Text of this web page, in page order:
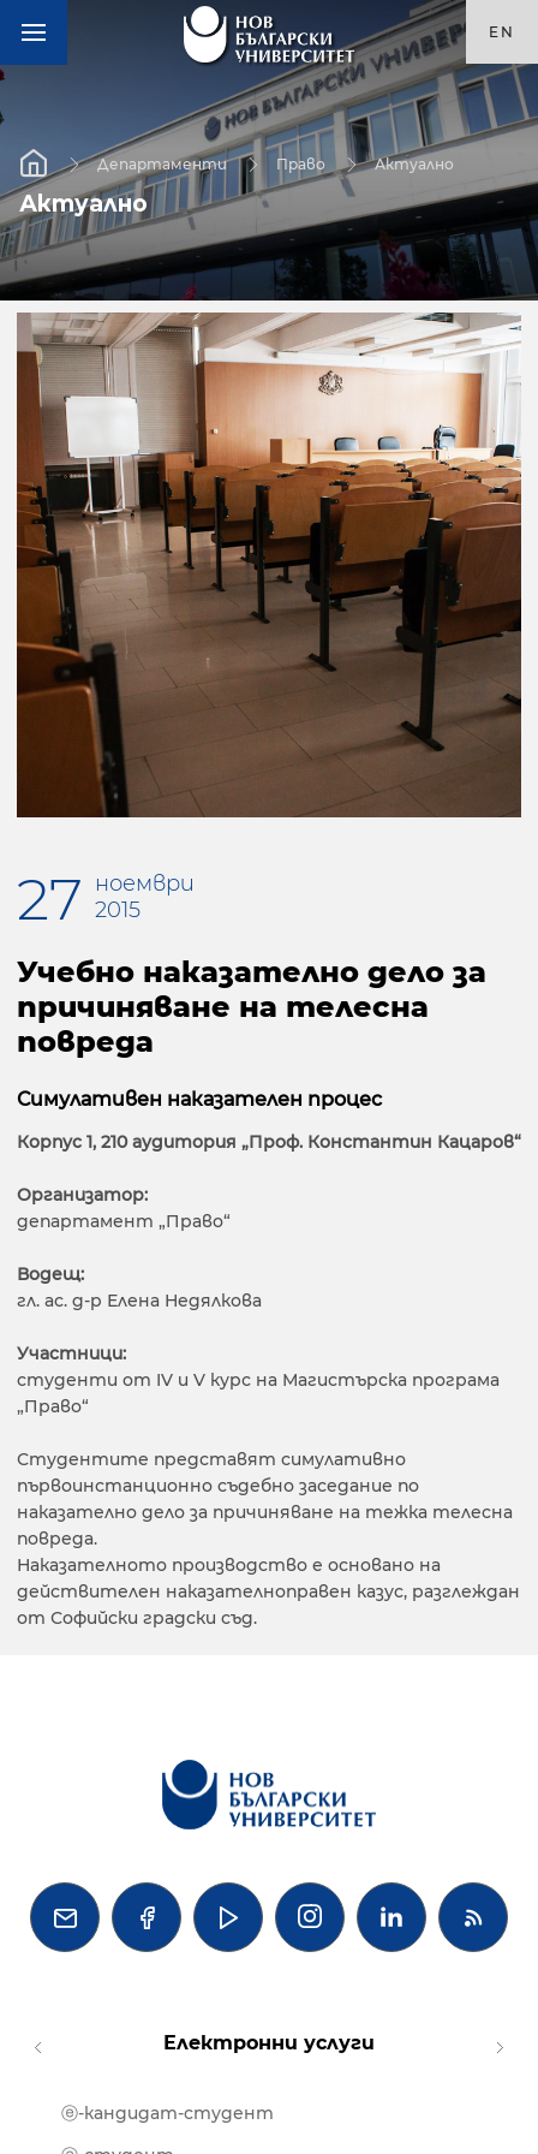
EN
Департаменти Право Актуално
Актуално
27
ноември
2015
Учебно наказателно дело за
причиняване на телесна
повреда
Симулативен наказателен процес
Корпус 1, 210 аудитория „Проф. Константин Кацаров“
Организатор:
департамент „Право“
Водещ:
гл. ас. д-р Елена Недялкова
Участници:
студенти от IV и V курс на Магистърска програма
„Право“
Студентите представят симулативно
първоинстанционно съдебно заседание по
наказателно дело за причиняване на тежка телесна
повреда.
Наказателното производство е основано на
действителен наказателноправен казус, разглеждан
от Софийски градски съд.
   
Електронни услуги
ⓔ-кандидат-студент